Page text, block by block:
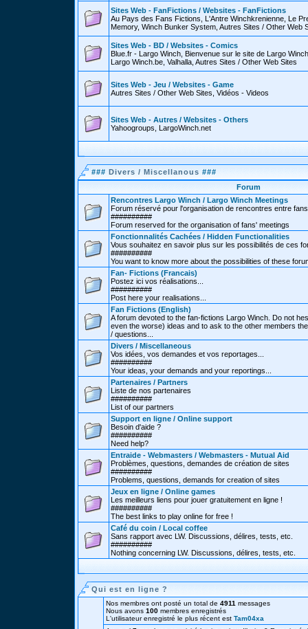
Sites Web - FanFictions / Websites - FanFictions
Au Pays des Fans Fictions, L'Antre Winchkrenienne, Le
Memory, Winch Bunker System, Autres Sites / Other Web
Sites Web - BD / Websites - Comics
Blue.fr - Largo Winch, Bienvenue sur le site de Largo
Largo Winch.be, Valhalla, Autres Sites / Other Web Sites
Sites Web - Jeu / Websites - Game
Autres Sites / Other Web Sites, Vidéos - Videos
Sites Web - Autres / Websites - Others
Yahoogroups, LargoWinch.net
### Divers / Miscellanous ###
Forum
Rencontres Largo Winch / Largo Winch Meetings
Forum réservé pour l'organisation de rencontres entre fans
##########
Forum reserved for the organisation of fans' meetings
Fonctionnalités Cachées / Hidden Functionalities
Vous souhaitez en savoir plus sur les possibilités de ces
##########
You want to know more about the possibilities of these
Fan- Fictions (Francais)
Postez ici vos réalisations...
##########
Post here your realisations...
Fan Fictions (English)
A forum devoted to the fan-fictions Largo Winch. Do not
even the worse) ideas and to ask to the other members
/ questions...
Divers / Miscellaneous
Vos idées, vos demandes et vos reportages...
##########
Your ideas, your demands and your reportings...
Partenaires / Partners
Liste de nos partenaires
##########
List of our partners
Support en ligne / Online support
Besoin d'aide ?
##########
Need help?
Entraide - Webmasters / Webmasters - Mutual Aid
Problèmes, questions, demandes de création de sites
##########
Problems, questions, demands for creation of sites
Jeux en ligne / Online games
Les meilleurs liens pour jouer gratuitement en ligne !
##########
The best links to play online for free !
Café du coin / Local coffee
Sans rapport avec LW. Discussions, délires, tests, etc.
##########
Nothing concerning LW. Discussions, délires, tests, etc.
Qui est en ligne ?
Nos membres ont posté un total de 4911 messages
Nous avons 100 membres enregistrés
L'utilisateur enregistré le plus récent est Tam04xa